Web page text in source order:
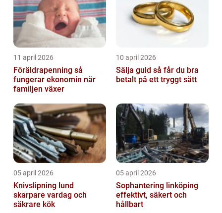
11 april 2026
Föräldrapenning så
fungerar ekonomin när
familjen växer
10 april 2026
Sälja guld så får du bra
betalt på ett tryggt sätt
05 april 2026
Knivslipning lund
skarpare vardag och
säkrare kök
05 april 2026
Sophantering linköping
effektivt, säkert och
hållbart